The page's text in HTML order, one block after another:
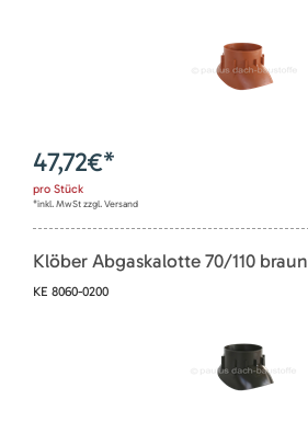
47,72€*
pro Stück
*inkl. MwSt zzgl. Versand
Klöber Abgaskalotte 70/110 braun
KE 8060-0200